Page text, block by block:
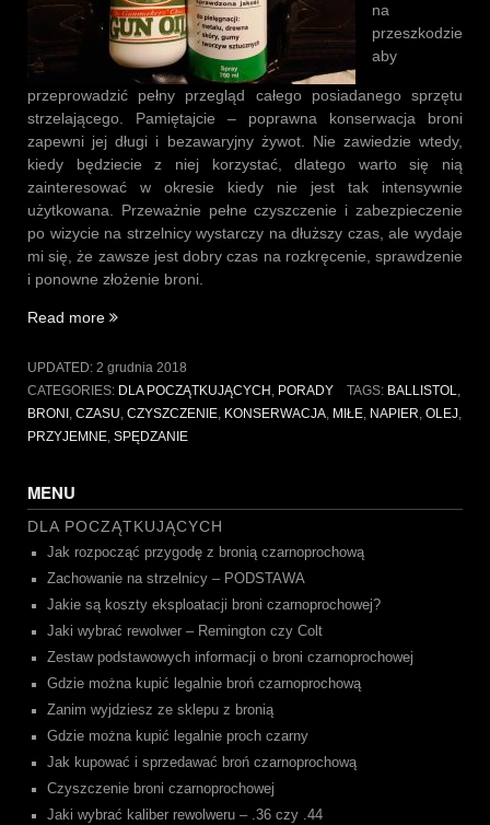
na
przeszkodzie
aby
przeprowadzić pełny przegląd całego posiadanego sprzętu
strzelającego. Pamiętajcie – poprawna konserwacja broni
zapewni jej długi i bezawaryjny żywot. Nie zawiedzie wtedy,
kiedy będziecie z niej korzystać, dlatego warto się nią
zainteresować w okresie kiedy nie jest tak intensywnie
użytkowana. Przeważnie pełne czyszczenie i zabezpieczenie
po wizycie na strzelnicy wystarczy na dłuższy czas, ale wydaje
mi się, że zawsze jest dobry czas na rozkręcenie, sprawdzenie
i ponowne złożenie broni.
Read more „Długie
nudne
wieczory
–
konserwacja
UPDATED: 2 grudnia 2018
CATEGORIES: DLA POCZĄTKUJĄCYCH , PORADY TAGS: BALLISTOL,
BRONI , CZASU, CZYSZCZENIE, KONSERWACJA, MIŁE, NAPIER, OLEJ,
PRZYJEMNE, SPĘDZANIE
MENU
DLA POCZĄTKUJĄCYCH
Jak rozpocząć przygodę z bronią czarnoprochową
Zachowanie na strzelnicy – PODSTAWA
Jakie są koszty eksploatacji broni czarnoprochowej?
Jaki wybrać rewolwer – Remington czy Colt
Zestaw podstawowych informacji o broni czarnoprochowej
Gdzie można kupić legalnie broń czarnoprochową
Zanim wyjdziesz ze sklepu z bronią
Gdzie można kupić legalnie proch czarny
Jak kupować i sprzedawać broń czarnoprochową
Czyszczenie broni czarnoprochowej
Jaki wybrać kaliber rewolweru – .36 czy .44